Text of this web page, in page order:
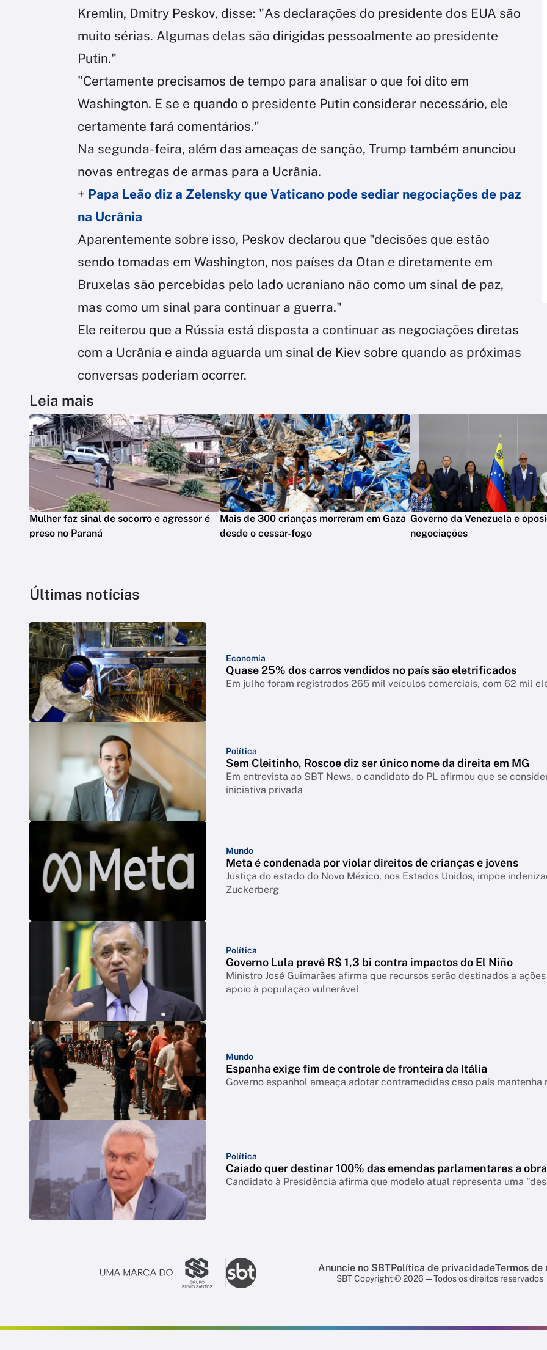
Kremlin, Dmitry Peskov, disse: "As declarações do presidente dos EUA são
muito sérias. Algumas delas são dirigidas pessoalmente ao presidente
Putin."
"Certamente precisamos de tempo para analisar o que foi dito em
Washington. E se e quando o presidente Putin considerar necessário, ele
certamente fará comentários."
Na segunda-feira, além das ameaças de sanção, Trump também anunciou
novas entregas de armas para a Ucrânia.
+ Papa Leão diz a Zelensky que Vaticano pode sediar negociações de paz
na Ucrânia
Aparentemente sobre isso, Peskov declarou que "decisões que estão
sendo tomadas em Washington, nos países da Otan e diretamente em
Bruxelas são percebidas pelo lado ucraniano não como um sinal de paz,
mas como um sinal para continuar a guerra."
Ele reiterou que a Rússia está disposta a continuar as negociações diretas
com a Ucrânia e ainda aguarda um sinal de Kiev sobre quando as próximas
conversas poderiam ocorrer.
Leia mais
Mulher faz sinal de socorro e agressor é
preso no Paraná
Mais de 300 crianças morreram em Gaza
desde o cessar-fogo
Governo da Venezuela e
negociações
Últimas notícias
Economia
Quase 25% dos carros vendidos no país são eletrificados
Em julho foram registrados 265 mil veículos comerciais, com 62 mil
Política
Sem Cleitinho, Roscoe diz ser único nome da direita em MG
Em entrevista ao SBT News, o candidato do PL afirmou que se
iniciativa privada
Mundo
Meta é condenada por violar direitos de crianças e jovens
Justiça do estado do Novo México, nos Estados Unidos, impõe
Zuckerberg
Política
Governo Lula prevê R$ 1,3 bi contra impactos do El Niño
Ministro José Guimarães afirma que recursos serão destinados a
apoio à população vulnerável
Mundo
Espanha exige fim de controle de fronteira da Itália
Governo espanhol ameaça adotar contramedidas caso país
Política
Caiado quer destinar 100% das emendas parlamentares a
Candidato à Presidência afirma que modelo atual representa uma
Anuncie no SBTPolítica de privacidadeTermos de
SBT Copyright © 2026 — Todos os direitos reservados